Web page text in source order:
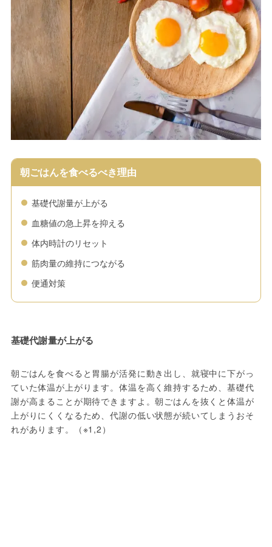
朝ごはんを食べるべき理由
基礎代謝量が上がる
血糖値の急上昇を抑える
体内時計のリセット
筋肉量の維持につながる
便通対策
基礎代謝量が上がる
朝ごはんを食べると胃腸が活発に動き出し、就寝中に下がっ
ていた体温が上がります。体温を高く維持するため、基礎代
謝が高まることが期待できますよ。朝ごはんを抜くと体温が
上がりにくくなるため、代謝の低い状態が続いてしまうおそ
れがあります。（※1,2）